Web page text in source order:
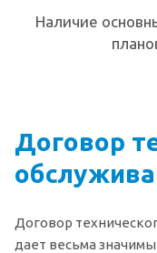
Наличие
Договор
Договор
дает весьма